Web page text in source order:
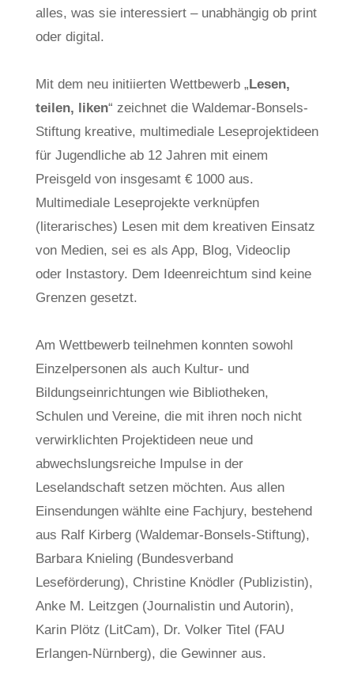
alles, was sie interessiert – unabhängig ob print
oder digital.
Mit dem neu initiierten Wettbewerb „Lesen,
teilen, liken“ zeichnet die Waldemar-Bonsels-
Stiftung kreative, multimediale Leseprojektideen
für Jugendliche ab 12 Jahren mit einem
Preisgeld von insgesamt € 1000 aus.
Multimediale Leseprojekte verknüpfen
(literarisches) Lesen mit dem kreativen Einsatz
von Medien, sei es als App, Blog, Videoclip
oder Instastory. Dem Ideenreichtum sind keine
Grenzen gesetzt.
Am Wettbewerb teilnehmen konnten sowohl
Einzelpersonen als auch Kultur- und
Bildungseinrichtungen wie Bibliotheken,
Schulen und Vereine, die mit ihren noch nicht
verwirklichten Projektideen neue und
abwechslungsreiche Impulse in der
Leselandschaft setzen möchten. Aus allen
Einsendungen wählte eine Fachjury, bestehend
aus Ralf Kirberg (Waldemar-Bonsels-Stiftung),
Barbara Knieling (Bundesverband
Leseförderung), Christine Knödler (Publizistin),
Anke M. Leitzgen (Journalistin und Autorin),
Karin Plötz (LitCam), Dr. Volker Titel (FAU
Erlangen-Nürnberg), die Gewinner aus.